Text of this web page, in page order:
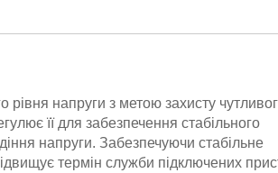
рівня напруги з метою захисту
її для забезпечення стабільного
напруги. Забезпечуючи стабільне
термін служби підключених